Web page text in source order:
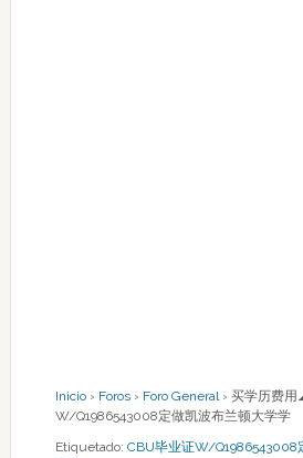
Inicio › Foros › Foro General › 买学历费
W/Q1986543008定做凯波布兰顿大学学
Etiquetado: CBU毕业证W/Q1986543008